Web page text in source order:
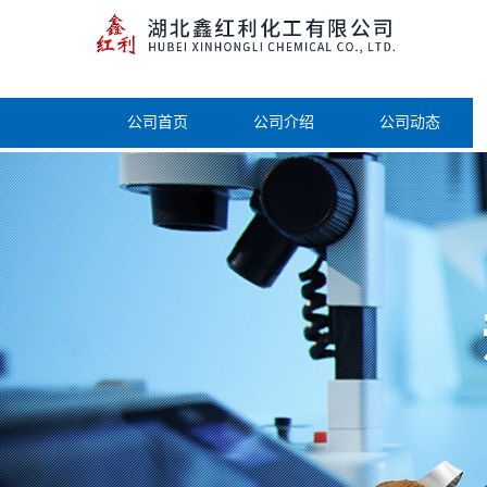
公司首页 公司介绍 公司动态